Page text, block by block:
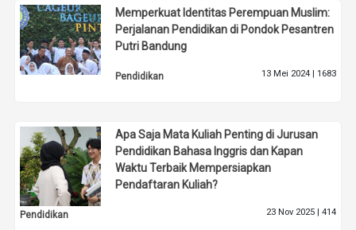
Memperkuat Identitas Perempuan Muslim:
Perjalanan Pendidikan di Pondok Pesantren
Putri Bandung
Pendidikan 13 Mei 2024 | 1683
Apa Saja Mata Kuliah Penting di Jurusan
Pendidikan Bahasa Inggris dan Kapan
Waktu Terbaik Mempersiapkan
Pendaftaran Kuliah?
Pendidikan 23 Nov 2025 | 414